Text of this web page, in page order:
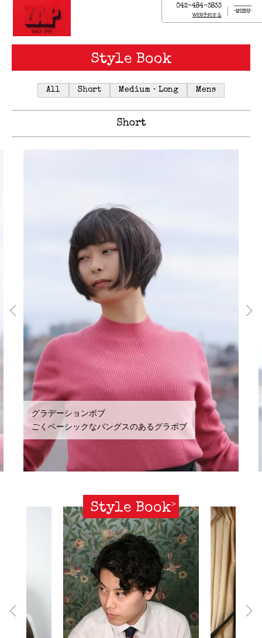
042-484-3833
WEB予約する
MENU
Style Book
All Short Medium・Long Mens
Short
グラデーションボブ
ごくベーシックなバングスのあるグラボブ
Style Book